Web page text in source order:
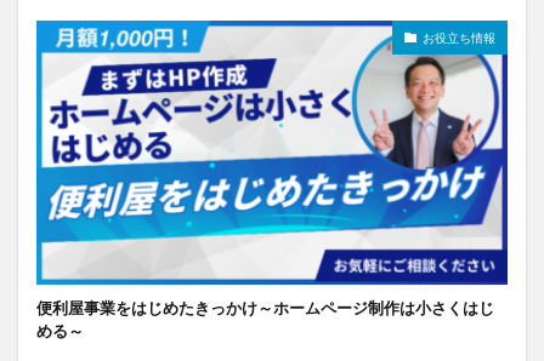
お役立ち情報
便利屋事業をはじめたきっかけ～ホームページ制作は小さくはじ
める～